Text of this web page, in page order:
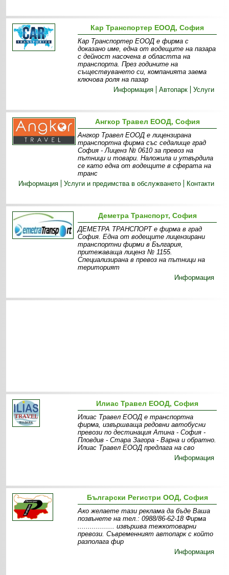
Кар Транспортер ЕООД, София
Кар Транспортер ЕООД е фирма с
доказано име, една от водещите на пазара
с дейност насочена в областта на
транспорта. През годините на
съществуването си, компанията заема
ключова роля на пазар
Информация
Автопарк Услуги
Ангкор Травел ЕООД, София
Ангкор Травел ЕООД е лицензирана
транспортна фирма със седалище град
София - Лиценз № 0610 за превоз на
пътници и товари. Наложила и утвърдила
се като една от водещите в сферата на
транс
Информация
Услуги и предимства в обслужването Контакти
Деметра Транспорт, София
ДЕМЕТРА ТРАНСПОРТ е фирма в град
София. Една от водещите лицензирани
транспортни фирми в България,
притежаваща лиценз № 1155.
Специализирана в превоз на пътници на
територият
Информация
Илиас Травел ЕООД, София
Илиас Травел ЕООД е транспортна
фирма, извършваща редовни автобусни
превози по дестинация Атина - София -
Пловдив - Стара Загора - Варна и обратно.
Илиас Травел ЕООД предлага на сво
Информация
Български Регистри ООД, София
Ако желаете тази реклама да бъде Ваша
позвънете на тел.: 0988/86-62-18 Фирма
.................. извършва тежкотоварни
превози. Съвременният автопарк с който
разполага фир
Информация